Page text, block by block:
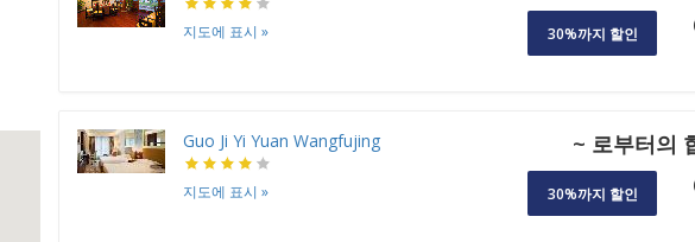
지도에 표시 » 30%까지 할인
Guo Ji Yi Yuan Wangfujing
지도에 표시 »
~ 로부터의
30%까지 할인